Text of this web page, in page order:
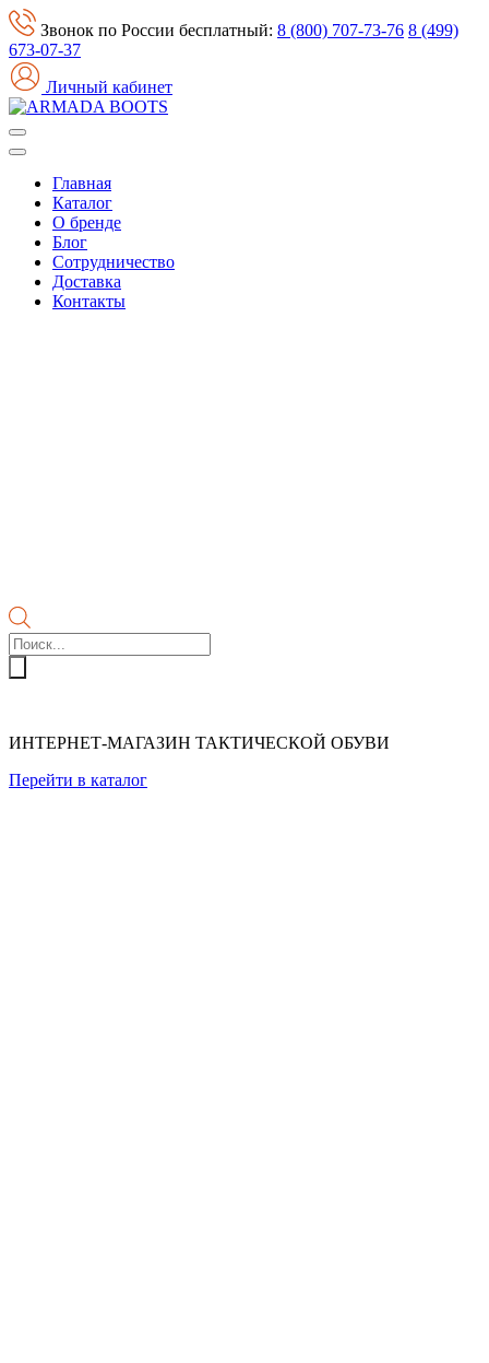
Звонок по России бесплатный: 8 (800) 707-73-76 8 (499)
673-07-37
Личный кабинет
Главная
Каталог
О бренде
Блог
Сотрудничество
Доставка
Контакты
Поиск
товаров
ИНТЕРНЕТ-МАГАЗИН ТАКТИЧЕСКОЙ ОБУВИ
Перейти в каталог